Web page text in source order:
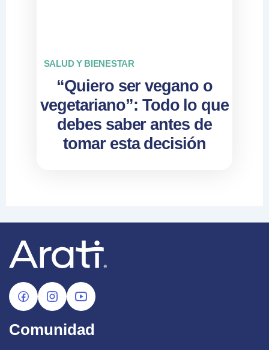
SALUD Y BIENESTAR
“Quiero ser vegano o
vegetariano”: Todo lo que
debes saber antes de
tomar esta decisión
Comunidad